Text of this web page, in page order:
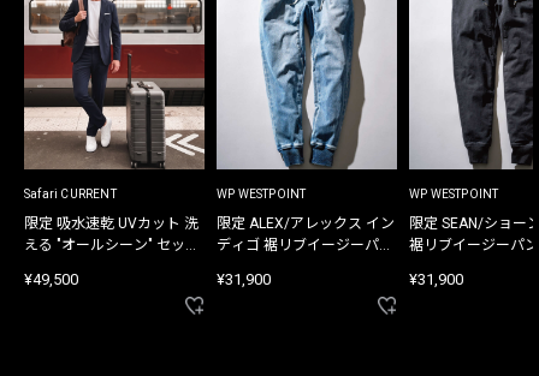
Safari CURRENT
限定 吸水速乾 UVカット 洗
える "オールシーン" セット
¥49,500
WP WESTPOINT
限定 ALEX/アレックス イン
ディゴ 裾リブイージーパン
¥31,900
WP WESTPOINT
限定 SEAN/ショー
裾リブイージーパ
¥31,900